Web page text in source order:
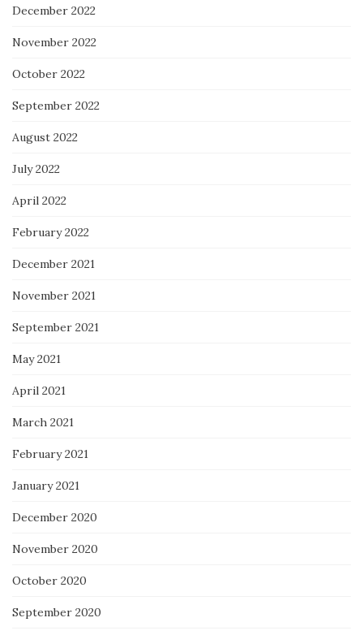
December 2022
November 2022
October 2022
September 2022
August 2022
July 2022
April 2022
February 2022
December 2021
November 2021
September 2021
May 2021
April 2021
March 2021
February 2021
January 2021
December 2020
November 2020
October 2020
September 2020